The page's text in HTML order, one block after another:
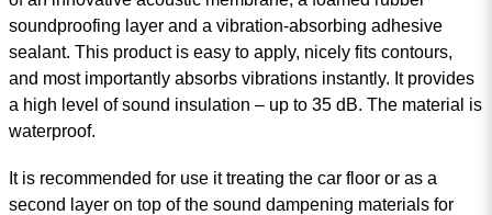
soundproofing layer and a vibration-absorbing adhesive
sealant. This product is easy to apply, nicely fits contours,
and most importantly absorbs vibrations instantly. It provides
a high level of sound insulation – up to 35 dB. The material is
waterproof.
It is recommended for use it treating the car floor or as a
second layer on top of the sound dampening materials for